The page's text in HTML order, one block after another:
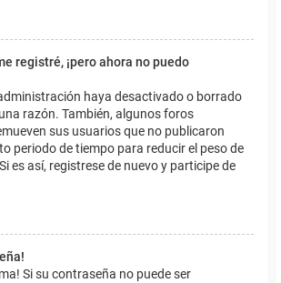
registré, ¡pero ahora no puedo
haya desactivado o borrado
razón. También, algunos foros
sus usuarios que no publicaron
periodo de tiempo para reducir el peso de
es así, registrese de nuevo y participe de
Si su contraseña no puede ser